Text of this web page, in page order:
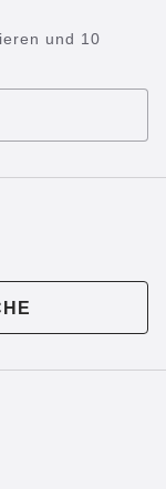
und 10